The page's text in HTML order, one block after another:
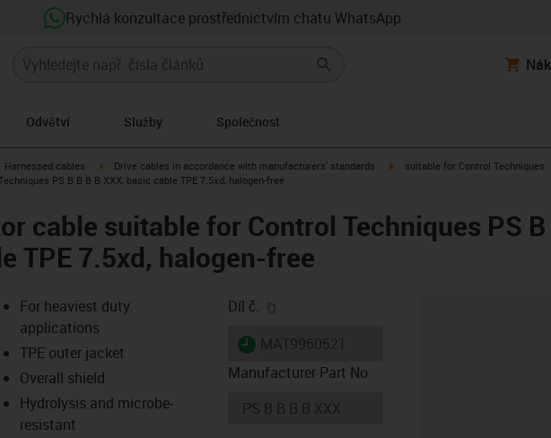
Rychlá konzultace prostřednictvím chatu WhatsApp
Odvětví Služby Společnost
igus-icon-arrow-right
Harnessed cables igus-icon-arrow-right
Drive cables in accordance with manufacturers' standards igus-icon-arrow-right
suitable for Control Techniques
PS B B B B XXX, basic cable TPE 7.5xd, halogen-free
cable suitable for Control Techniques PS B
TPE 7.5xd, halogen-free
icon-lupe
icon-lupe
For heaviest duty
applications
TPE outer jacket
Overall shield
Hydrolysis and microbe-
resistant
Díl č.
igus-icon-lieferzeit
Manufacturer Part No